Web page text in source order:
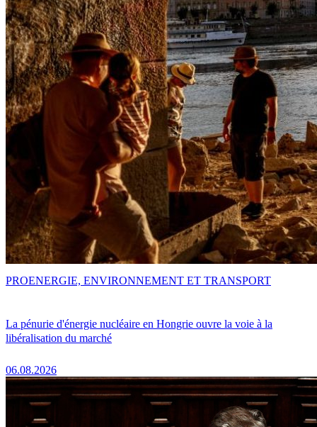
La pénurie d'énergie nucléaire en Hongrie ouvre la voie à la
libéralisation du marché
06.08.2026
PROENERGIE, ENVIRONNEMENT ET TRANSPORT